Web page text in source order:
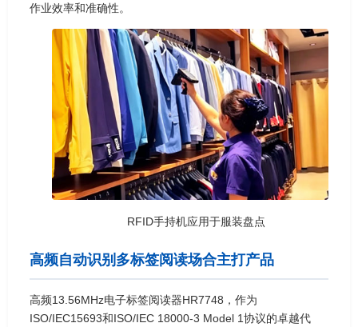
作业效率和准确性。
RFID手持机应用于服装盘点
高频自动识别多标签阅读场合主打产品
高频13.56MHz电子标签阅读器HR7748，作为
ISO/IEC15693和ISO/IEC 18000-3 Model 1协议的卓越代